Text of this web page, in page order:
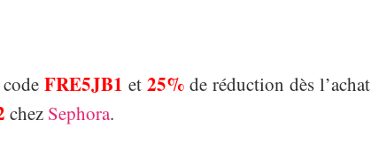
FRE5JB1 et 25% de réduction dès l’achat
chez Sephora.